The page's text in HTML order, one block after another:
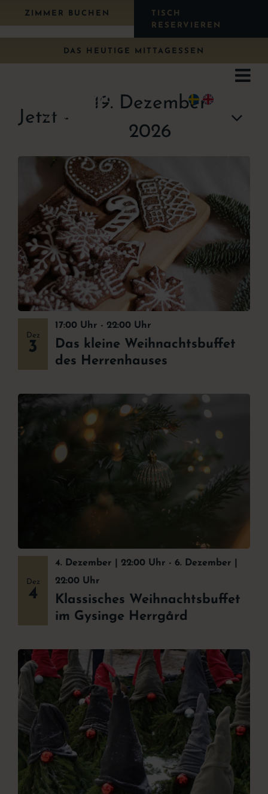
Weiter
zum
ZIMMER BUCHEN
TISCH
RESERVIEREN
DAS HEUTIGE MITTAGESSEN
Paket
Hochzeit
Konferenz
Weihnachtsbuffet
Foto
Jetzt -
19. Dezember
2026
Wählen
Sie
ein
Datum
Veranstaltungsliste
der
Fotoansicht
Dez
3
Das kleine Weihnachtsbuffet
des Herrenhauses
17:00 Uhr - 22:00 Uhr
Dez
4
Klassisches Weihnachtsbuffet
im Gysinge Herrgård
4. Dezember | 22:00 Uhr - 6. Dezember |
22:00 Uhr